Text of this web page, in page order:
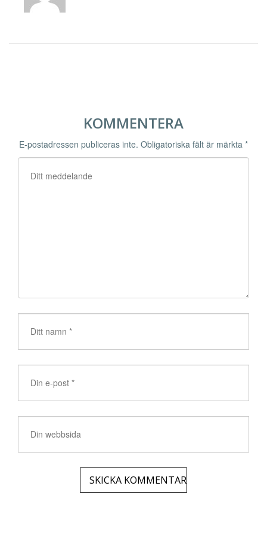
KOMMENTERA
E-postadressen publiceras inte. Obligatoriska fält är märkta *